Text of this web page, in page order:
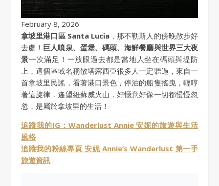
February 8, 2026
拿坡里港口區 Santa Lucia，那不勒斯人的傍晚散步好
去處！ 巨人噴泉、蛋堡、碼頭、海鮮餐廳與世界三大夜
景一次滿足！一放眼過去都是當地人坐在碼頭與堤防
上，這個區域名稱散塔露西亞很多人一定聽過，來自一
首拿坡里民謠，看著港口景色，停泊的船隻搖曳，輕哼
著這旋律，遙望維蘇威火山，好愜意好像一切都慢慢忽
忽，是屬於拿坡里的生活！
追蹤我的IG：Wanderlust Annie 安妮的旅遊與生活
風格
追蹤我的粉絲專頁 安妮 Annie’s Wanderlust 第一手
旅遊資訊